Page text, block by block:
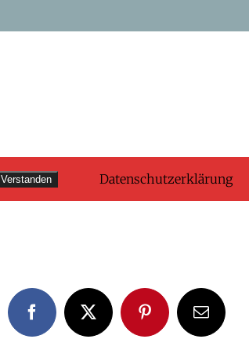
FacebookX PinterestE-
Mail
Verstanden Datenschutzerklärung